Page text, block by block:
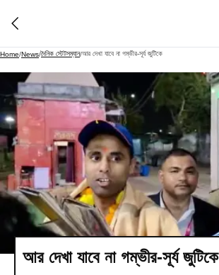
Home/News/দৈনিক স্টেটসম্যান/আর দেখা যাবে না গম্ভীর-সূর্য জুটিকে
আর দেখা যাবে না গম্ভীর-সূর্য জুটিকে